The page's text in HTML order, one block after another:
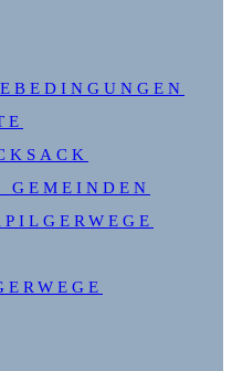
GEMEINDEN